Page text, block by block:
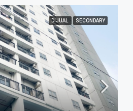
DIJUAL SECONDARY